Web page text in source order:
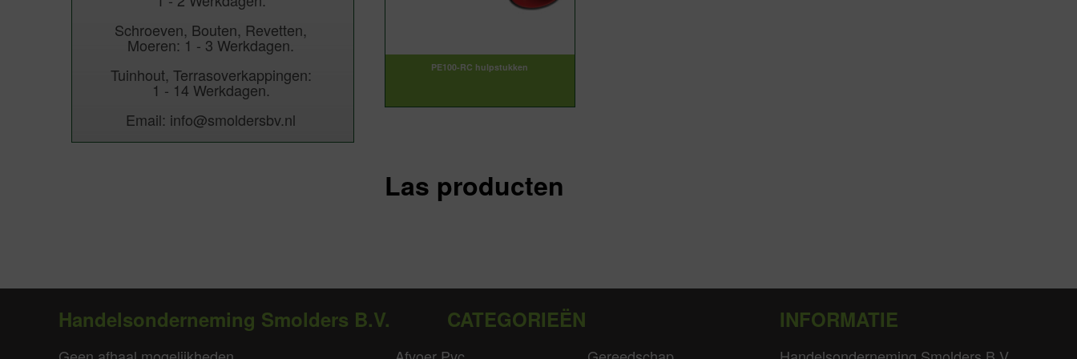
Schroeven, Bouten, Revetten,
Moeren: 1 - 3 Werkdagen.
Tuinhout, Terrasoverkappingen:
1 - 14 Werkdagen.
Email: info@smoldersbv.nl
PE100-RC hulpstukken
Las producten
Handelsonderneming Smolders B.V. CATEGORIEËN INFORMATIE